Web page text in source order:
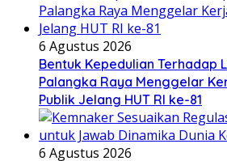
6 Agustus 2026
Bentuk Kepedulian Terhadap
Palangka Raya Menggelar
Publik Jelang HUT RI ke-81
6 Agustus 2026